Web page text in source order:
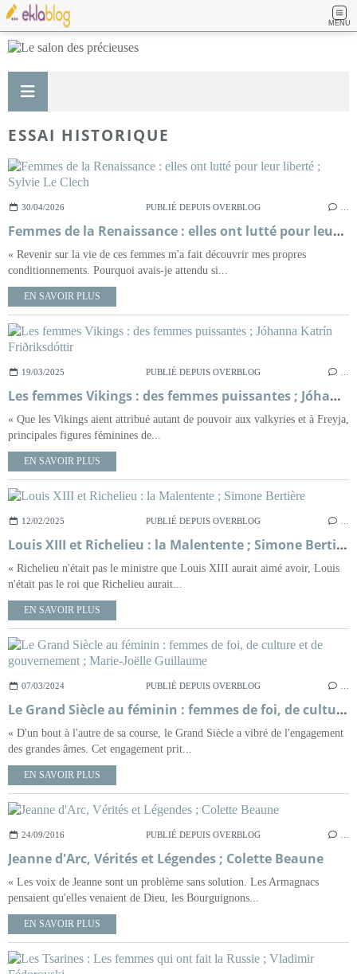
MENU
ESSAI HISTORIQUE
30/04/2026 PUBLIÉ DEPUIS OVERBLOG
Femmes de la Renaissance : elles ont lutté pour leur liberté ; Sylvie Le Clech
« Revenir sur la vie de ces femmes m'a fait découvrir mes propres
conditionnements. Pourquoi avais-je attendu si...
EN SAVOIR PLUS
19/03/2025 PUBLIÉ DEPUIS OVERBLOG
Les femmes Vikings : des femmes puissantes ; Jóhanna Katrín Friðriksdóttir
« Que les Vikings aient attribué autant de pouvoir aux valkyries et à Freyja,
principales figures féminines de...
EN SAVOIR PLUS
12/02/2025 PUBLIÉ DEPUIS OVERBLOG
Louis XIII et Richelieu : la Malentente ; Simone Bertière
« Richelieu n'était pas le ministre que Louis XIII aurait aimé avoir, Louis
n'était pas le roi que Richelieu aurait...
EN SAVOIR PLUS
07/03/2024 PUBLIÉ DEPUIS OVERBLOG
Le Grand Siècle au féminin : femmes de foi, de culture et de gouvernement ; Marie-Joëlle Guillaume
« D'un bout à l'autre de sa course, le Grand Siècle a vibré de l'engagement
des grandes âmes. Cet engagement prit...
EN SAVOIR PLUS
24/09/2016 PUBLIÉ DEPUIS OVERBLOG
Jeanne d'Arc, Vérités et Légendes ; Colette Beaune
« Les voix de Jeanne sont un problème sans solution. Les Armagnacs
pensaient qu'elles venaient de Dieu, les Bourguignons...
EN SAVOIR PLUS